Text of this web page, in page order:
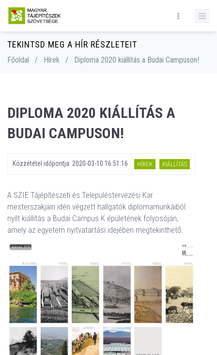
TEKINTSD MEG A HÍR RÉSZLETEIT
Főoldal / Hírek / Diploma 2020 kiállítás a Budai Campuson!
DIPLOMA 2020 KIÁLLÍTÁS A
BUDAI CAMPUSON!
Közzététel időpontja: 2020-03-10 16:51:16 HÍREK KIÁLLÍTÁS
A SZIE Tájépítészeti és Településtervezési Kar
mesterszakjain idén végzett hallgatók diplomamunkáiból
nyílt kiállítás a Budai Campus K épületének folyosóján,
amely az egyetem nyitvatartási idejében megtekinthető.